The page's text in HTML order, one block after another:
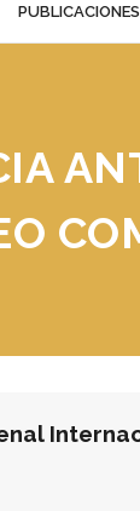
PUBLICACIONES